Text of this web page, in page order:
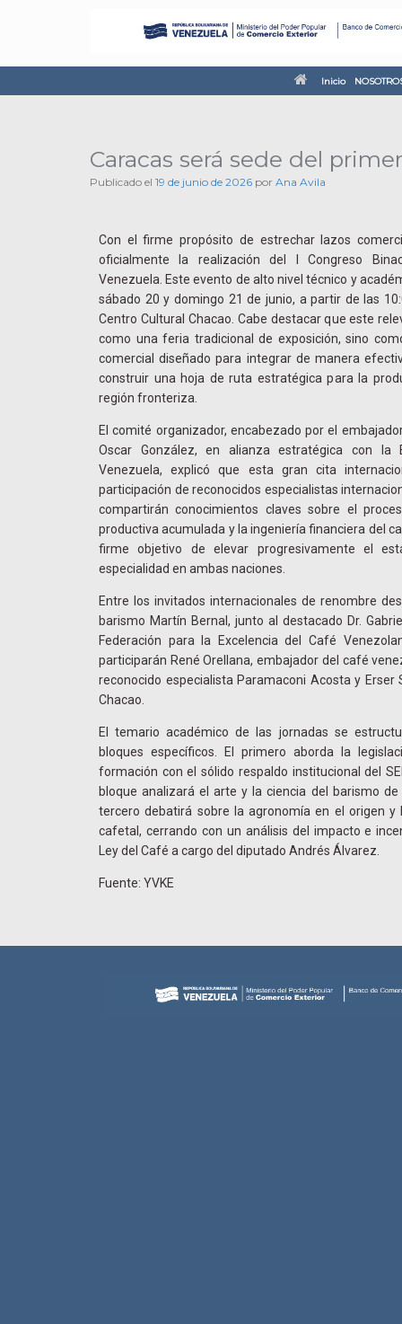
Inicio
Caracas será sede del
Publicado el 19 de junio de 2026 por Ana Avila
Con el firme propósito de estrechar lazos
oficialmente la realización del I Congreso
Venezuela. Este evento de alto nivel técnico y
sábado 20 y domingo 21 de junio, a partir de las
Centro Cultural Chacao. Cabe destacar que este
como una feria tradicional de exposición, sino
comercial diseñado para integrar de manera
construir una hoja de ruta estratégica para la
región fronteriza.
El comité organizador, encabezado por el
Oscar González, en alianza estratégica con la
Venezuela, explicó que esta gran cita
participación de reconocidos especialistas
compartirán conocimientos claves sobre el
productiva acumulada y la ingeniería financiera del
firme objetivo de elevar progresivamente el
especialidad en ambas naciones.
Entre los invitados internacionales de renombre
barismo Martín Bernal, junto al destacado Dr.
Federación para la Excelencia del Café
participarán René Orellana, embajador del café
reconocido especialista Paramaconi Acosta y Erser
Chacao.
El temario académico de las jornadas se
bloques específicos. El primero aborda la
formación con el sólido respaldo institucional del
bloque analizará el arte y la ciencia del barismo
tercero debatirá sobre la agronomía en el origen y
cafetal, cerrando con un análisis del impacto e
Ley del Café a cargo del diputado Andrés Álvarez.
Fuente: YVKE